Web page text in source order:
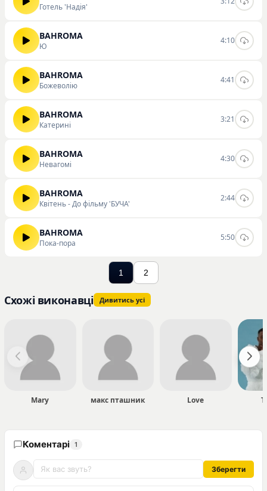
Готель 'Надія'
BAHROMA
Ю
4:10
BAHROMA
Божеволію
4:41
BAHROMA
Катерині
3:21
BAHROMA
Невагомі
4:30
BAHROMA
Квітень - До фільму 'БУЧА'
2:44
BAHROMA
Пока-пора
5:50
1 2
Схожі виконавці Дивитись усі
Mary макс пташник Love
Коментарі 1
Зберегти